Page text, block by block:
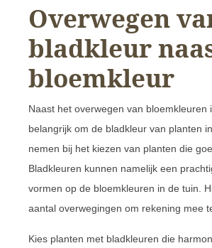
Overwegen
bladkleur
bloemkleur
Naast het overwegen van bloemkleuren
belangrijk om de bladkleur van planten
nemen bij het kiezen van planten die
Bladkleuren kunnen namelijk een
vormen op de bloemkleuren in de tuin.
aantal overwegingen om rekening mee
Kies planten met bladkleuren die